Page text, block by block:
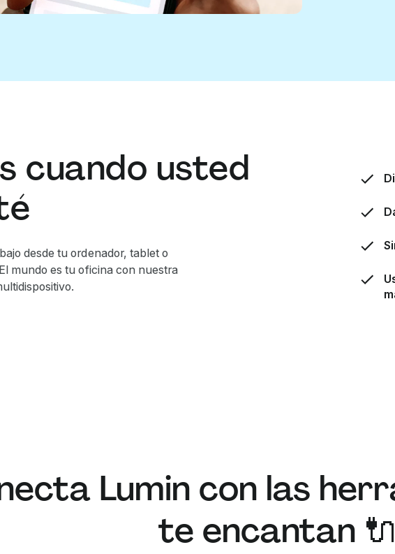
cuando usted
desde tu ordenador, tablet o
mundo es tu oficina con nuestra
Lumin con las
te encantan 🔌